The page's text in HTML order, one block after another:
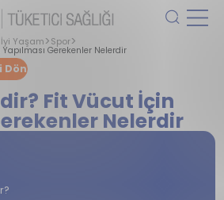
İyi Yaşam Spor
Gerekenler Nelerdir
Dön
Fit Vücut İçin
Nelerdir